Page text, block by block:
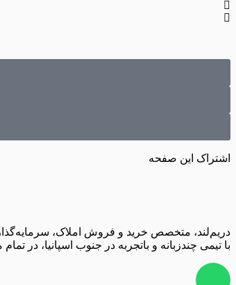
اشتراک این صفحه
دریم‌لند، متخصص خرید و فروش املاک،
با تیمی چندزبانه و باتجربه در جنوب اسپانیا، در